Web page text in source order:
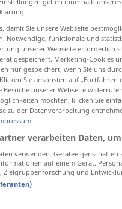
sollst... du
powinienem
damit Sie unsere Webseite
Notwendige, funktionale und
unserer Webseite erforderlich
gespeichert. Marketing-Cookies
nur gespeichert, wenn Sie uns
Sie ansonsten auf
unserer Webseite
möchten, klicken Sie
zu der Datenverarbeitung
.
verarbeiten Daten,
verwenden.
auf einem Gerät.
Zielgruppenforschung und